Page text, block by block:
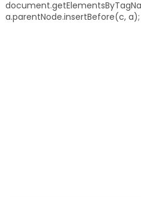
a.parentNode.insertBefore(c,